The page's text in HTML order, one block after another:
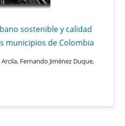
sostenible y calidad
municipios de Colombia
Rolf Moller, Dolly Beltrán Arcila, Fernando Jiménez Duque,